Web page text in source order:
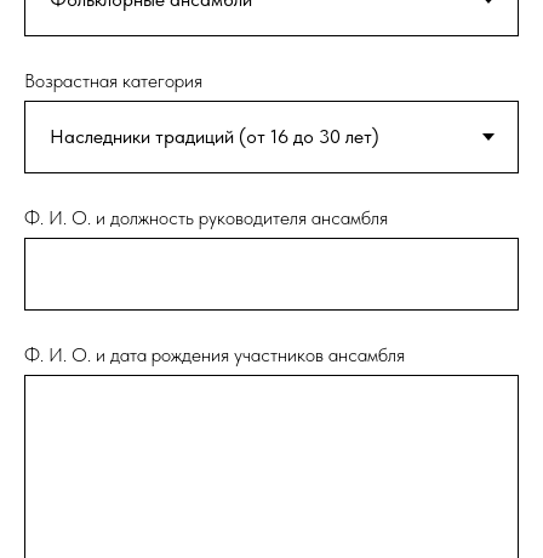
Возрастная категория
Ф. И. О. и должность руководителя ансамбля
Ф. И. О. и дата рождения участников ансамбля